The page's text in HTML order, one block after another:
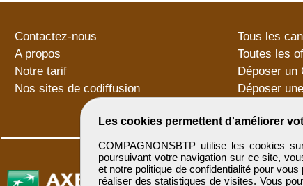
Les cookies permettent d'améliorer
COMPAGNONSBTP utilise les cookies
poursuivant votre navigation sur ce site,
et notre politique de confidentialitépour vous
réaliser des statistiques de visites. Vous
Contactez-nous
A propos
Notre tarif
Nos sites de codiffusion
Tous les
Toutes les
Déposer un
Déposer